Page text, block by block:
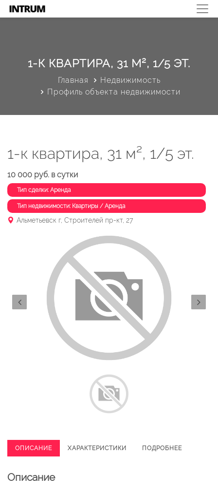
1-К КВАРТИРА, 31 М², 1/5 ЭТ.
Главная
Недвижимость
Профиль объекта недвижимости
1-к квартира, 31 м², 1/5 эт.
10 000 руб. в сутки
Тип сделки: Аренда
Тип недвижимости: Квартиры / Аренда
Альметьевск г, Строителей пр-кт, 27
ОПИСАНИЕ ХАРАКТЕРИСТИКИ ПОДРОБНЕЕ
Описание